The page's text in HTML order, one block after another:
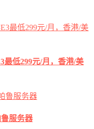
最低299元/月，香港/美
服务器